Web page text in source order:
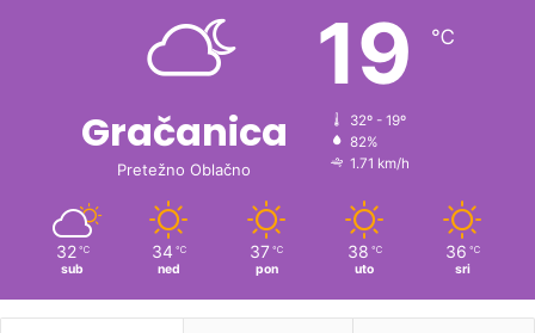
Gračanica
Pretežno Oblačno
19 ℃
32º - 19º
82%
1.71 km/h
32 ℃
sub
34 ℃
ned
37 ℃
pon
38 ℃
uto
36 ℃
sri